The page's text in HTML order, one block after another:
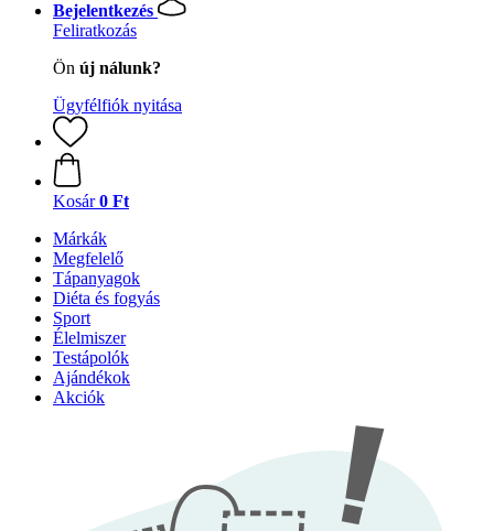
Bejelentkezés
Feliratkozás
Ön új nálunk?
Ügyfélfiók nyitása
Kosár 0 Ft
Márkák
Megfelelő
Tápanyagok
Diéta és fogyás
Sport
Élelmiszer
Testápolók
Ajándékok
Akciók